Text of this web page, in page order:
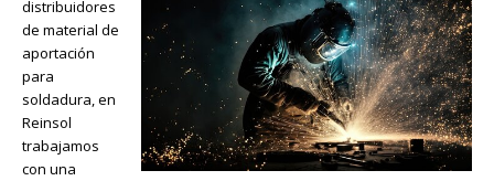
distribuidores
de material de
aportación
para
soldadura, en
Reinsol
trabajamos
con una